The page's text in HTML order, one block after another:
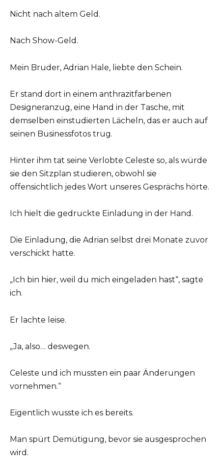
Nicht nach altem Geld.
Nach Show-Geld.
Mein Bruder, Adrian Hale, liebte den Schein.
Er stand dort in einem anthrazitfarbenen
Designeranzug, eine Hand in der Tasche, mit
demselben einstudierten Lächeln, das er auch auf
seinen Businessfotos trug.
Hinter ihm tat seine Verlobte Celeste so, als würde
sie den Sitzplan studieren, obwohl sie
offensichtlich jedes Wort unseres Gesprächs hörte.
Ich hielt die gedruckte Einladung in der Hand.
Die Einladung, die Adrian selbst drei Monate zuvor
verschickt hatte.
„Ich bin hier, weil du mich eingeladen hast“, sagte
ich.
Er lachte leise.
„Ja, also… deswegen.
Celeste und ich mussten ein paar Änderungen
vornehmen.“
Eigentlich wusste ich es bereits.
Man spürt Demütigung, bevor sie ausgesprochen
wird.